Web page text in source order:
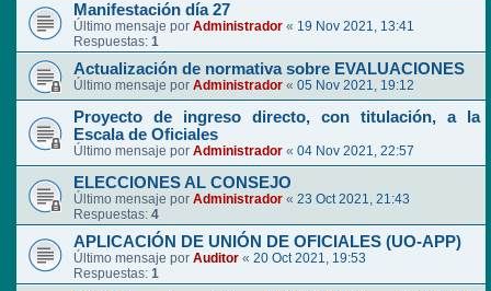
Manifestación día 27
Último mensaje por Administrador « 19 Nov 2021, 13:41
Respuestas: 1
Actualización de normativa sobre EVALUACIONES
Último mensaje por Administrador « 05 Nov 2021, 19:12
Proyecto de ingreso directo, con titulación, a la
Escala de Oficiales
Último mensaje por Administrador « 04 Nov 2021, 22:57
ELECCIONES AL CONSEJO
Último mensaje por Administrador « 23 Oct 2021, 21:43
Respuestas: 4
APLICACIÓN DE UNIÓN DE OFICIALES (UO-APP)
Último mensaje por Auditor « 20 Oct 2021, 19:53
Respuestas: 1